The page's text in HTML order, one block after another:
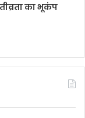
का भूकंप